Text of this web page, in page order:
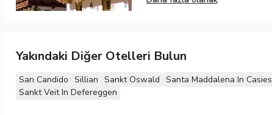
Yakındaki Diğer Otelleri Bulun
San Candido Sillian Sankt Oswald Santa Maddalena In Casies
Sankt Veit In Defereggen